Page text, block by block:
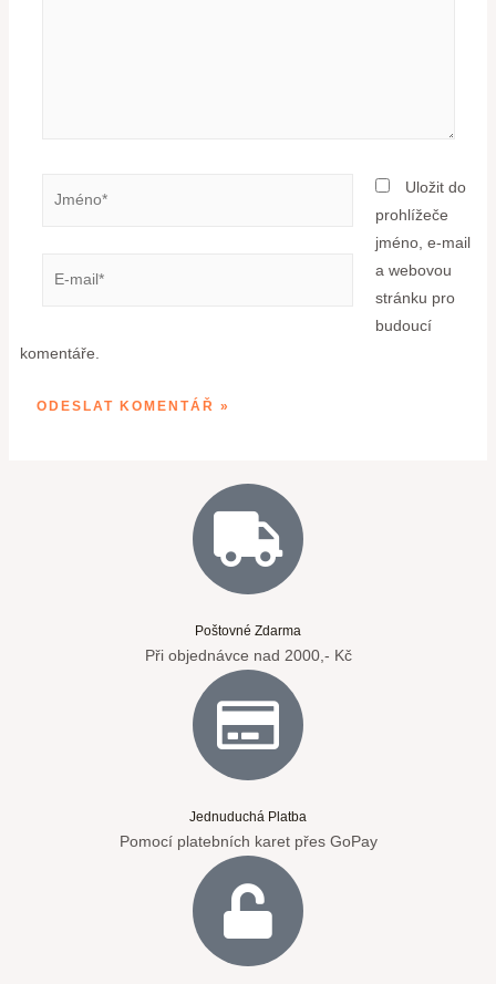
Uložit do
prohlížeče
jméno, e-mail
a webovou
stránku pro
budoucí
komentáře.
Poštovné Zdarma
Při objednávce nad 2000,- Kč
Jednuduchá Platba
Pomocí platebních karet přes GoPay